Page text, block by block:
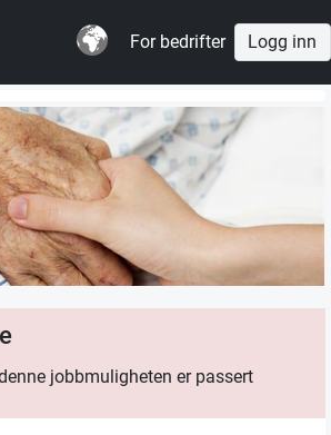
For bedrifter Logg inn
jobbmuligheten er passert